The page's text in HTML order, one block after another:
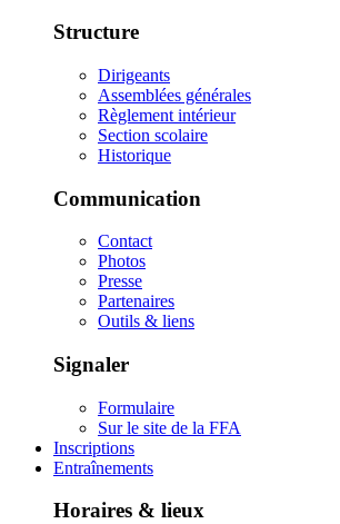
Structure
Dirigeants
Assemblées générales
Règlement intérieur
Section scolaire
Historique
Communication
Contact
Photos
Presse
Partenaires
Outils & liens
Signaler
Formulaire
Sur le site de la FFA
Inscriptions
Entraînements
Horaires & lieux